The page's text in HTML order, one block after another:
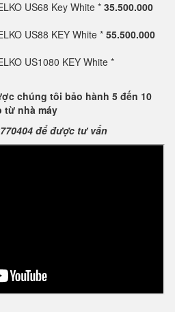
US68 Key White * 35.500.000
US88 KEY White * 55.500.000
US1080 KEY White *
chúng tôi bảo hành 5 đến 10
từ nhà máy
để được tư vấn